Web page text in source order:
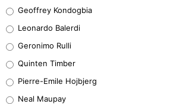
38%
32%
5%
Geoffrey Kondogbia
Leonardo Balerdi
Geronimo Rulli
Quinten Timber
Pierre-Emile Hojbjerg
Neal Maupay